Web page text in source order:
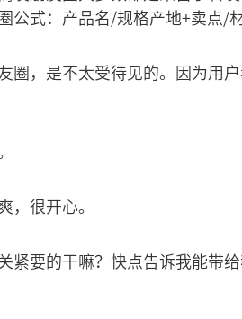
式：产品名/规格产地+卖点/
圈，是不太受待见的。因为用
，很开心。
紧要的干嘛？快点告诉我能带